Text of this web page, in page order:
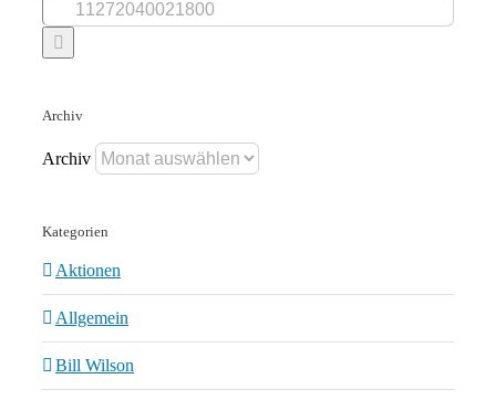
Archiv
Archiv
Kategorien
Aktionen
Allgemein
Bill Wilson